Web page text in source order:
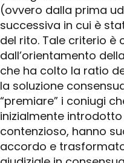
(ovvero dalla prima
successiva in cui è
del rito. Tale criterio è
dall’orientamento
che ha colto la ratio
la soluzione
“premiare” i coniugi
inizialmente
contenzioso, hanno
accordo e